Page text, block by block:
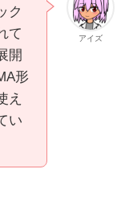
アイズ
ク
て
開
形
え
い